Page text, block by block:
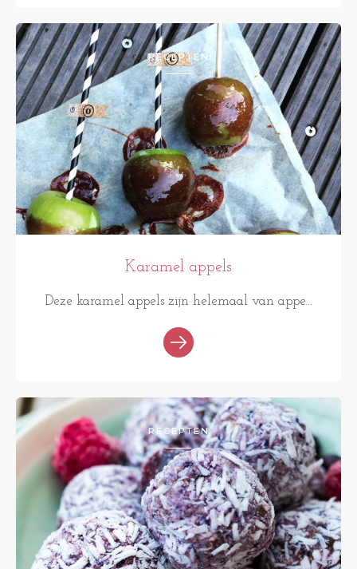
RECEPTEN
Karamel appels
Deze karamel appels zijn helemaal van appe...
RECEPTEN